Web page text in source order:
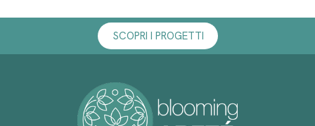
SCOPRI I PROGETTI